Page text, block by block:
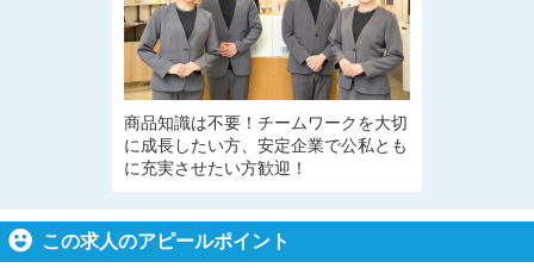
商品知識は不要！チームワークを大切
に成長したい方、安定企業で公私とも
に充実させたい方歓迎！
この求人のアピールポイント